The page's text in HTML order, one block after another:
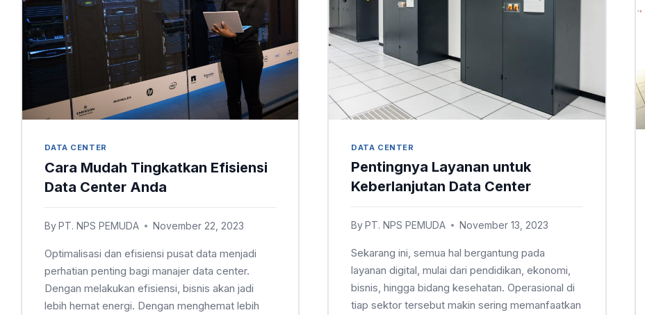
DATA CENTER
Cara Mudah Tingkatkan Efisiensi
Data Center Anda
By PT. NPS PEMUDA November 22, 2023
Optimalisasi dan efisiensi pusat data menjadi
perhatian penting bagi manajer data center.
Dengan melakukan efisiensi, bisnis akan jadi
lebih hemat energi. Dengan menghemat lebih
DATA CENTER
Pentingnya Layanan untuk
Keberlanjutan Data Center
ByPT. NPS PEMUDA November 13, 2023
Sekarang ini, semua hal bergantung pada
layanan digital, mulai dari pendidikan, ekonomi,
bisnis, hingga bidang kesehatan. Operasional di
tiap sektor tersebut makin sering memanfaatkan